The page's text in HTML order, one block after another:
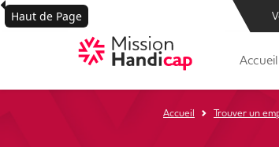
Accueil
Accueil Trouver un
Haut de Page